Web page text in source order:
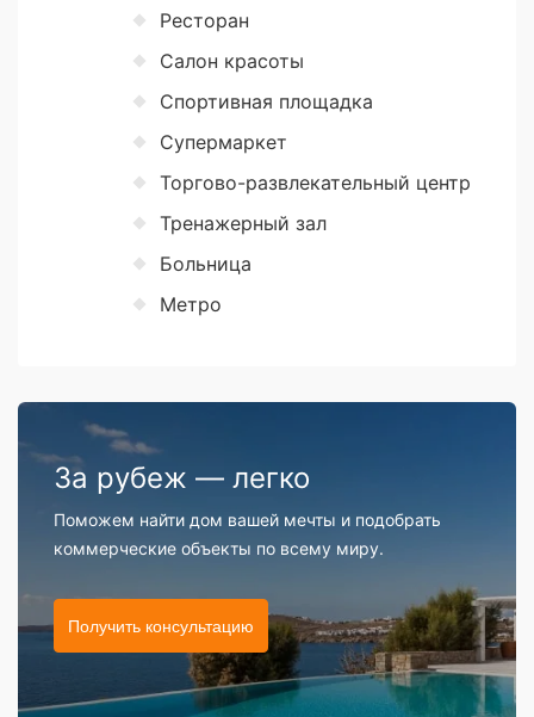
Ресторан
Салон красоты
Спортивная площадка
Супермаркет
Торгово-развлекательный центр
Тренажерный зал
Больница
Метро
За рубеж — легко
Поможем найти дом вашей мечты и подобрать
коммерческие объекты по всему миру.
Получить консультацию